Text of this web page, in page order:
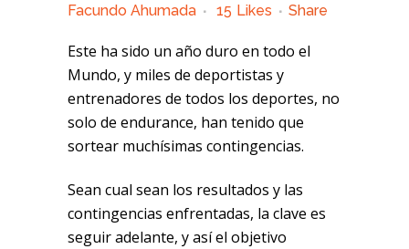
Facundo Ahumada
15 Likes Share
Este ha sido un año duro en todo el
Mundo, y miles de deportistas y
entrenadores de todos los deportes, no
solo de endurance, han tenido que
sortear muchísimas contingencias.
Sean cual sean los resultados y las
contingencias enfrentadas, la clave es
seguir adelante, y así el objetivo